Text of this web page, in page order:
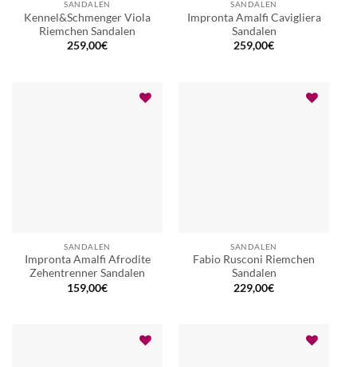
SANDALEN
Kennel&Schmenger Viola
Riemchen Sandalen
259,00€
SANDALEN
Impronta Amalfi Cavigliera
Sandalen
259,00€
SANDALEN
Impronta Amalfi Afrodite
Zehentrenner Sandalen
159,00€
SANDALEN
Fabio Rusconi Riemchen
Sandalen
229,00€